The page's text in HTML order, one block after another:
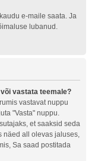
e-maile saata. Ja
lubanud.
vastata teemale?
vastavat nuppu
"Vasta" nuppu.
et saaksid seda
näed all olevas jaluses,
Sa saad postitada